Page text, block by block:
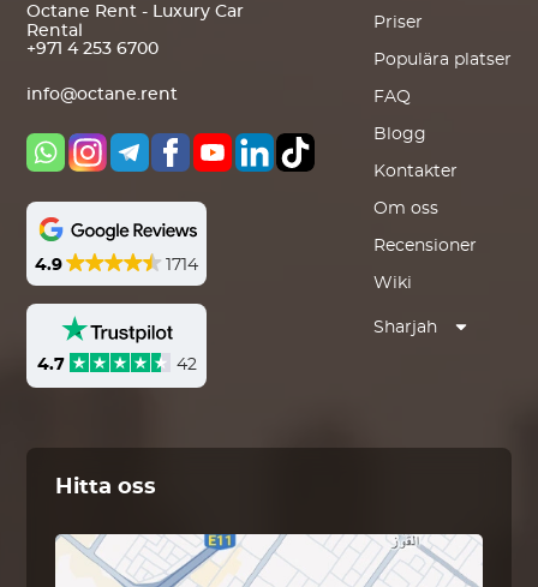
Octane Rent - Luxury Car
Rental
+971 4 253 6700
info@octane.rent
4.9 1714
4.7 42
Priser
Populära platser
FAQ
Blogg
Kontakter
Om oss
Recensioner
Wiki
Sharjah
Hitta oss